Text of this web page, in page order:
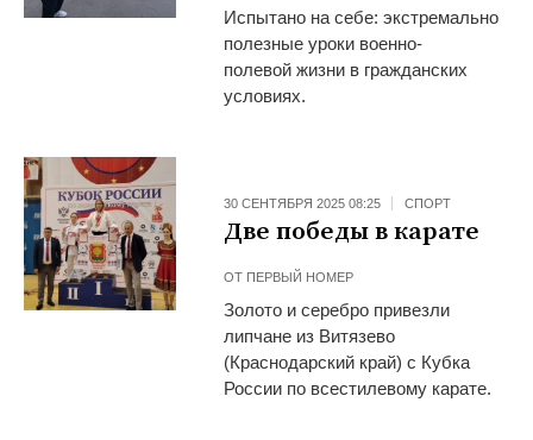
Испытано на себе: экстремально
полезные уроки военно-
полевой жизни в гражданских
условиях.
30 СЕНТЯБРЯ 2025 08:25 СПОРТ
Две победы в карате
ОТ ПЕРВЫЙ НОМЕР
Золото и серебро привезли
липчане из Витязево
(Краснодарский край) с Кубка
России по всестилевому карате.